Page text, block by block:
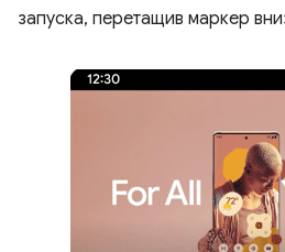
запуска, перетащив маркер